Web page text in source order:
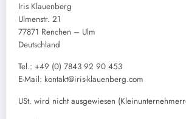
Iris Klauenberg
Ulmenstr. 21
77871 Renchen – Ulm
Deutschland
Tel.: +49 (0) 7843 92 90 453
E-Mail: kontakt@iris-klauenberg.com
USt. wird nicht ausgewiesen